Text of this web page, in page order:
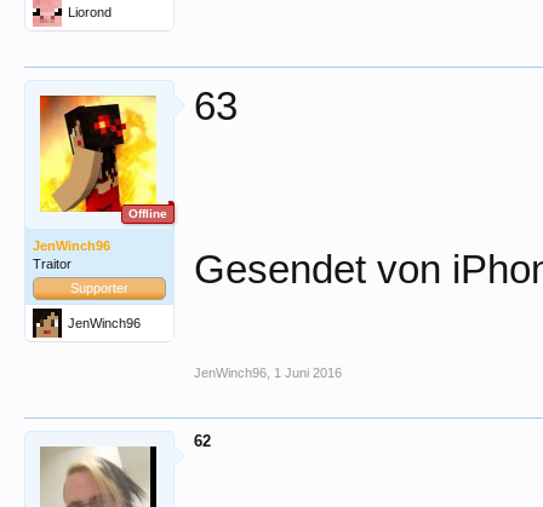
Liorond
Offline
JenWinch96
Traitor
Supporter
JenWinch96
63
Gesendet von
JenWinch96 1 Juni 2016
62